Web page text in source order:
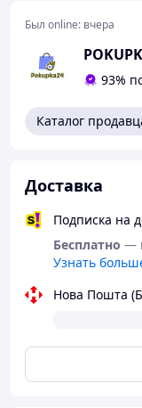
Был online: вчера
93%
Каталог
Доставка
Подписка на
Бесплатно —
Узнать
Нова Пошта